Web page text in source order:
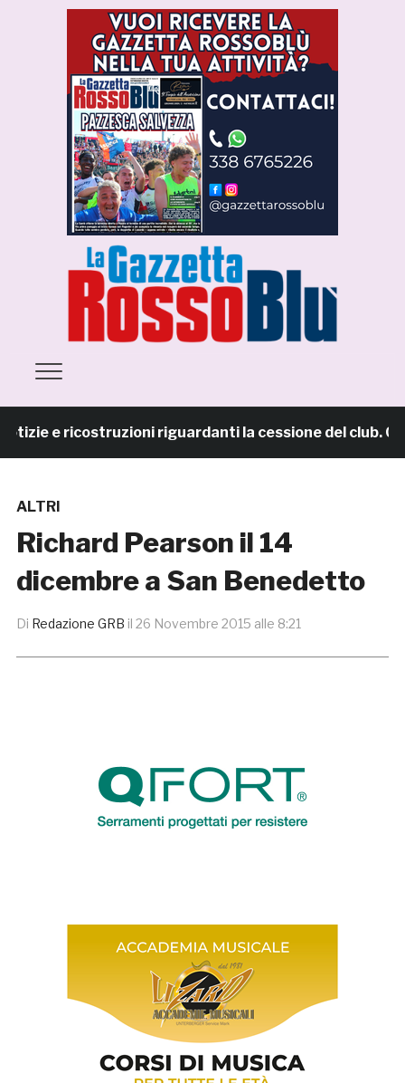
e ricostruzioni riguardanti la cessione del club.
ALTRI
Richard Pearson il 14
dicembre a San Benedetto
Di Redazione GRB il 26 Novembre 2015 alle 8:21